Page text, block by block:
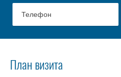
План визита